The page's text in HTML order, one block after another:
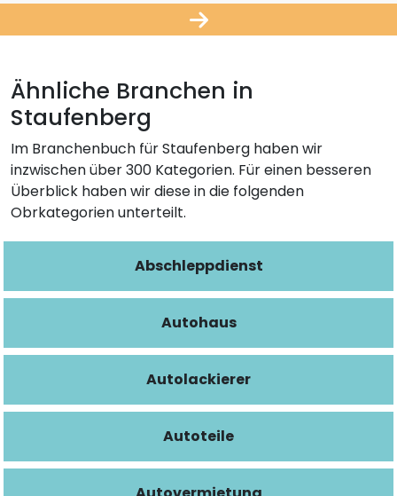
Ähnliche Branchen in
Staufenberg
Im Branchenbuch für Staufenberg haben wir
inzwischen über 300 Kategorien. Für einen besseren
Überblick haben wir diese in die folgenden
Obrkategorien unterteilt.
Abschleppdienst
Autohaus
Autolackierer
Autoteile